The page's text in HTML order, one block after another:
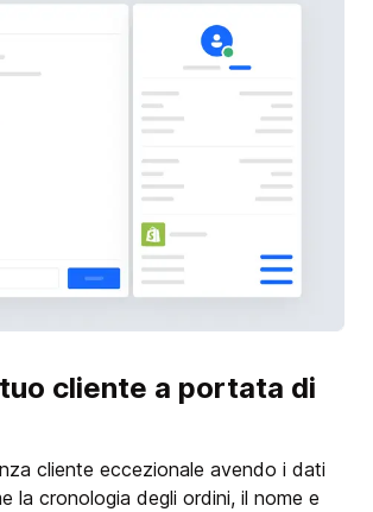
cliente a portata di
cliente eccezionale avendo i dati
la cronologia degli ordini, il nome e